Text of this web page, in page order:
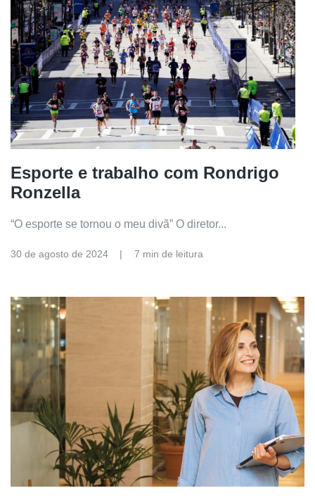
Esporte e trabalho com Rondrigo
Ronzella
“O esporte se tornou o meu divã” O diretor...
30 de agosto de 2024 7 min de leitura